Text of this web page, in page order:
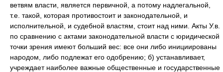
ветвям власти, является первичной, а потому надлегальной,
т.е. такой, которая противостоит и законодательной, и
исполнительной, и судебной властям, стоит над ними. Акты У.в.
по сравнению с актами законодательной власти с юридической
точки зрения имеют больший вес: все они либо инициированы
народом, либо подлежат его одобрению; б) устанавливает,
учреждает наиболее важные общественные и государственные